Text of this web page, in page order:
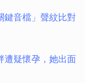
鍵音檔」聲紋比對
遭疑懷孕，她出面